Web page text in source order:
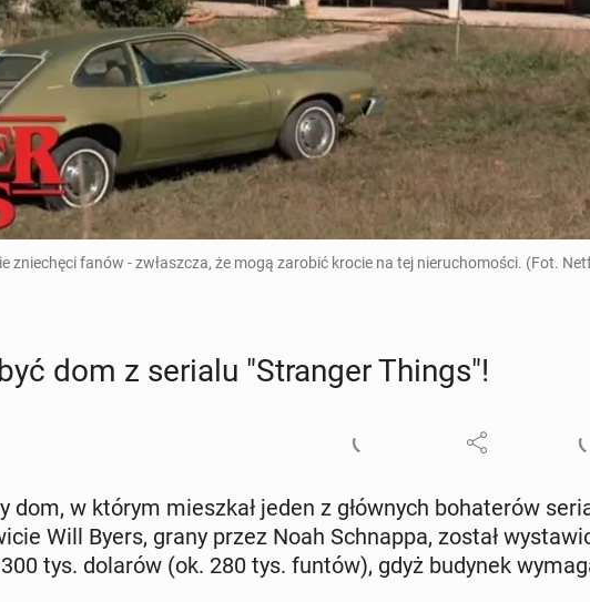
zniechęci fanów - zwłaszcza, że mogą zarobić krocie na tej nieruchomości. (Fot.
dom z serialu "Stran­ger Things"!
dom, w którym miesz­kał jeden z głów­nych bo­ha­te­rów
Will Byers, grany przez Noah Schnap­pa, został
tys. dolarów (ok. 280 tys. funtów), gdyż budynek